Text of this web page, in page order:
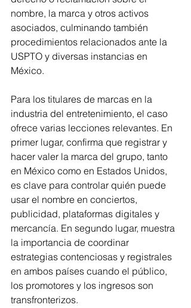
nombre, la marca y otros activos
asociados, culminando también
procedimientos relacionados ante la
USPTO y diversas instancias en
México.
Para los titulares de marcas en la
industria del entretenimiento, el caso
ofrece varias lecciones relevantes. En
primer lugar, confirma que registrar y
hacer valer la marca del grupo, tanto
en México como en Estados Unidos,
es clave para controlar quién puede
usar el nombre en conciertos,
publicidad, plataformas digitales y
mercancía. En segundo lugar, muestra
la importancia de coordinar
estrategias contenciosas y registrales
en ambos países cuando el público,
los promotores y los ingresos son
transfronterizos.